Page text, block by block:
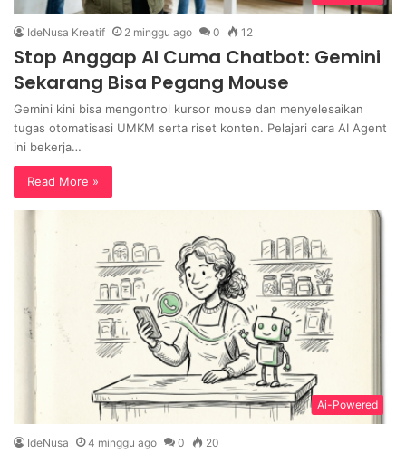
IdeNusa Kreatif 2 minggu ago 0 12
Stop Anggap AI Cuma Chatbot: Gemini
Sekarang Bisa Pegang Mouse
Gemini kini bisa mengontrol kursor mouse dan menyelesaikan
tugas otomatisasi UMKM serta riset konten. Pelajari cara AI Agent
ini bekerja…
Read More »
Ai-Powered
IdeNusa 4 minggu ago 0 20